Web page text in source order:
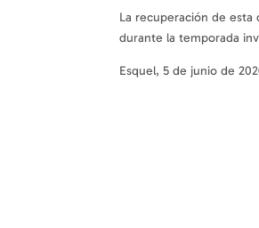
La recuperación de
durante la temporada
Esquel, 5 de junio de